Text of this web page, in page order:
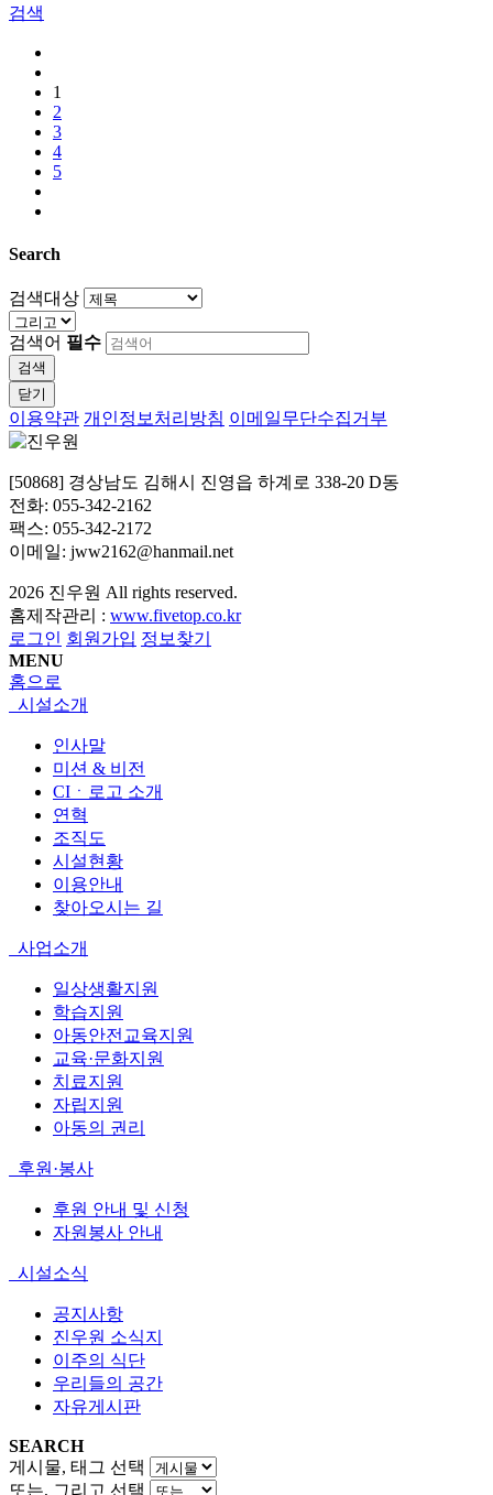
검색
1
2
3
4
5
Search
검색대상
검색어 필수
검색
닫기
이용약관 개인정보처리방침 이메일무단수집거부
[50868] 경상남도 김해시 진영읍 하계로 338-20 D동
전화: 055-342-2162
팩스: 055-342-2172
이메일: jww2162@hanmail.net
2026 진우원 All rights reserved.
홈제작관리 : www.fivetop.co.kr
로그인 회원가입 정보찾기
MENU
홈으로
시설소개
인사말
미션 & 비전
CIㆍ로고 소개
연혁
조직도
시설현황
이용안내
찾아오시는 길
사업소개
일상생활지원
학습지원
아동안전교육지원
교육·문화지원
치료지원
자립지원
아동의 권리
후원·봉사
후원 안내 및 신청
자원봉사 안내
시설소식
공지사항
진우원 소식지
이주의 식단
우리들의 공간
자유게시판
SEARCH
게시물, 태그 선택
또는, 그리고 선택